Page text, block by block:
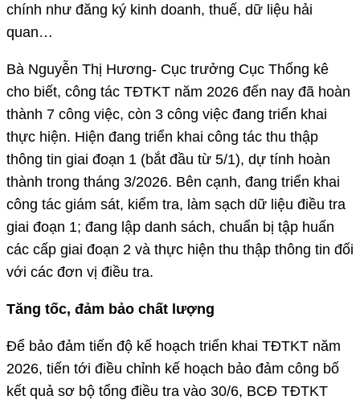
chính như đăng ký kinh doanh, thuế, dữ liệu hải
quan…
Bà Nguyễn Thị Hương- Cục trưởng Cục Thống kê
cho biết, công tác TĐTKT năm 2026 đến nay đã hoàn
thành 7 công việc, còn 3 công việc đang triển khai
thực hiện. Hiện đang triển khai công tác thu thập
thông tin giai đoạn 1 (bắt đầu từ 5/1), dự tính hoàn
thành trong tháng 3/2026. Bên cạnh, đang triển khai
công tác giám sát, kiểm tra, làm sạch dữ liệu điều tra
giai đoạn 1; đang lập danh sách, chuẩn bị tập huấn
các cấp giai đoạn 2 và thực hiện thu thập thông tin đối
với các đơn vị điều tra.
Tăng tốc, đảm bảo chất lượng
Để bảo đảm tiến độ kế hoạch triển khai TĐTKT năm
2026, tiến tới điều chỉnh kế hoạch bảo đảm công bố
kết quả sơ bộ tổng điều tra vào 30/6, BCĐ TĐTKT